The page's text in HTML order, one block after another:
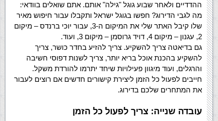
ההדדיים ולאחר שבוע גוגל "גילה" אותם. אתם שואלים בוודאי:
מה לגבי הדירוג? חפשו בגוגל ישראל ותקבלו עבור חיפוש מאיר
שלו קיבל האתר שלי את המיקום ה-3, עבור יוכי ברנדס – מיקום
2, עגנון – מיקום 4, דויד גרוסמן – מיקום 3, ועוד.
גם בדיאטה צריך להשקיע. צריך להזיע בחדר כושר, צריך
להשקיע בהכנת אוכל בריא יותר, צריך לשנות דפוסי חשיבה
והרגלים, ועוד מיגוון פעילויות שיחד יתרמו להורדת משקל.
חייבים לפעול כל הזמן ליצירת קישורים חדשים אם רוצים לעבור
את המתחרים שלכם בדירוג.
עובדה שנייה: צריך לפעול כל הזמן